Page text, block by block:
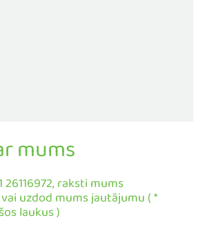
mums
raksti mums
uzdod mums jautājumu ( *
laukus )